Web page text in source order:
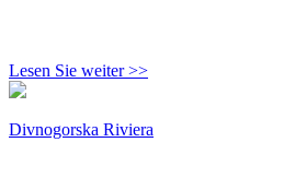
Lesen Sie weiter >>
Divnogorska Riviera